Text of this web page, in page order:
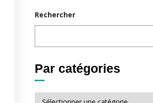
Rechercher
Par catégories
Par